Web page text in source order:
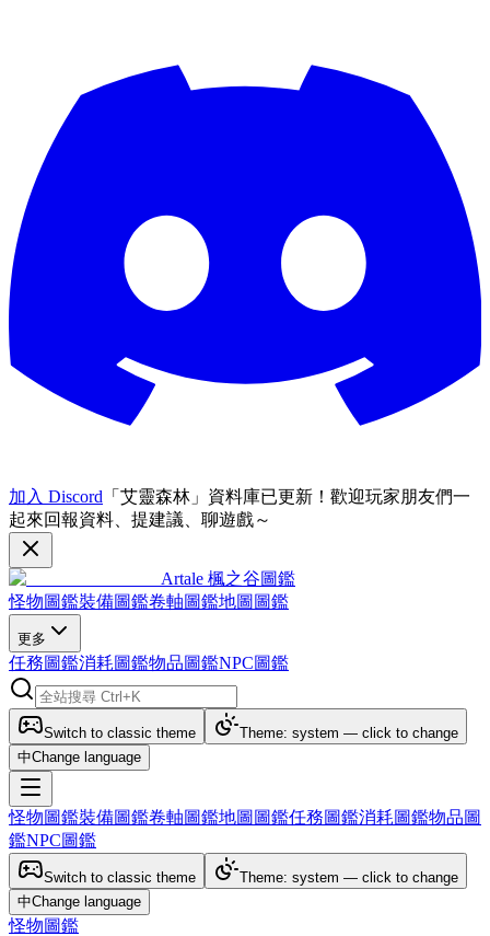
加入 Discord 「艾靈森林」資料庫已更新！歡迎玩家朋友們一
起來回報資料、提建議、聊遊戲～
Artale 楓之谷圖鑑
怪物圖鑑裝備圖鑑卷軸圖鑑地圖圖鑑
更多
任務圖鑑消耗圖鑑物品圖鑑NPC圖鑑
Switch to classic theme
Theme: system — click to change
中Change language
怪物圖鑑裝備圖鑑卷軸圖鑑地圖圖鑑任務圖鑑消耗圖鑑物品圖
鑑NPC圖鑑
Switch to classic theme
Theme: system — click to change
中Change language
怪物圖鑑